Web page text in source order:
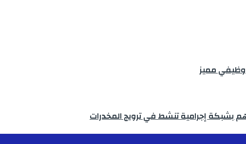
وظيفي مميز
بشبكة إجرامية تنشط في ترويج المخدرات